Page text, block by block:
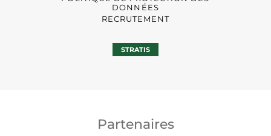
DONNÉES
RECRUTEMENT
STRATIS
Partenaires